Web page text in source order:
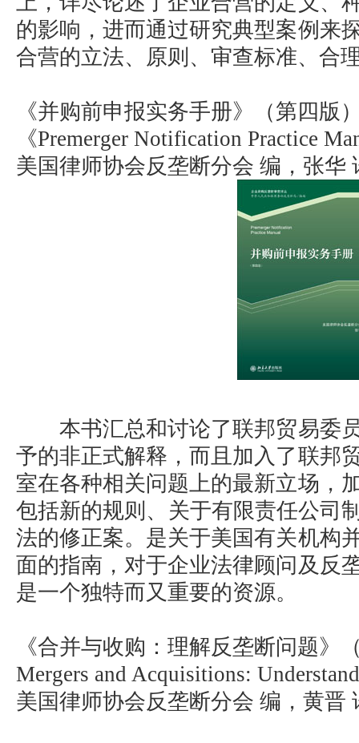
的影响，进而通过研究典型案例来
合营的立法、原则、审查标准、合
《并购前申报实务手册》（第四版
《Premerger Notification Practice
美国律师协会反垄断分会 编，张华
本书汇总和讨论了联邦贸易委
予的非正式解释，而且加入了联邦
室在各种相关问题上的最新立场，
包括新的规则、关于有限责任公司
法的修正案。是关于美国有关机构
面的指南，对于企业法律顾问及反
是一个独特而又重要的资源。
《合并与收购：理解反垄断问题》
Mergers and Acquisitions:
美国律师协会反垄断分会 编，黄晋